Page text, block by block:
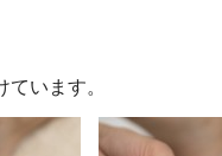
います。